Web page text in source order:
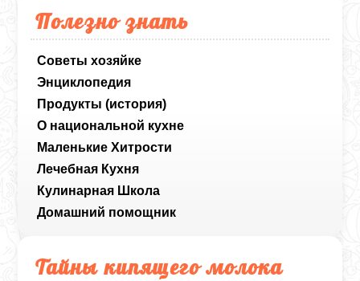
Полезно знать
Советы хозяйке
Энциклопедия
Продукты (история)
О национальной кухне
Маленькие Хитрости
Лечебная Кухня
Кулинарная Школа
Домашний помощник
Тайны кипящего молока